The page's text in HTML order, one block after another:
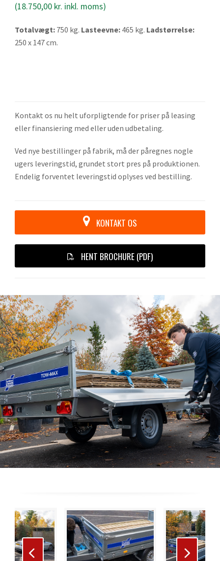
(18.750,00 kr. inkl. moms)
Totalvægt: 750 kg. Lasteevne: 465 kg. Ladstørrelse:
250 x 147 cm.
Kontakt os nu helt uforpligtende for priser på leasing
eller finansiering med eller uden udbetaling.
Ved nye bestillinger på fabrik, må der påregnes nogle
ugers leveringstid, grundet stort pres på produktionen.
Endelig forventet leveringstid oplyses ved bestilling.
KONTAKT OS
HENT BROCHURE (PDF)
Use
the
left
and